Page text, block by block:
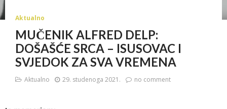
Aktualno
MUČENIK ALFRED DELP:
DOŠAŠĆE SRCA – ISUSOVAC I
SVJEDOK ZA SVA VREMENA
Aktualno 29. studenoga 2021. no comment